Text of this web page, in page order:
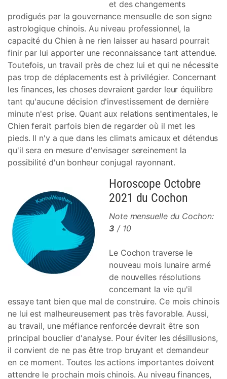
et des changements
prodigués par la gouvernance mensuelle de son signe
astrologique chinois. Au niveau professionnel, la
capacité du Chien à ne rien laisser au hasard pourrait
finir par lui apporter une reconnaissance tant attendue.
Toutefois, un travail près de chez lui et qui ne nécessite
pas trop de déplacements est à privilégier. Concernant
les finances, les choses devraient garder leur équilibre
tant qu'aucune décision d'investissement de dernière
minute n'est prise. Quant aux relations sentimentales, le
Chien ferait parfois bien de regarder où il met les
pieds. Il n'y a que dans les climats amicaux et détendus
qu'il sera en mesure d'envisager sereinement la
possibilité d'un bonheur conjugal rayonnant.
Horoscope Octobre
2021 du Cochon
Note mensuelle du Cochon:
3 / 10
Le Cochon traverse le
nouveau mois lunaire armé
de nouvelles résolutions
concernant la vie qu'il
essaye tant bien que mal de construire. Ce mois chinois
ne lui est malheureusement pas très favorable. Aussi,
au travail, une méfiance renforcée devrait être son
principal bouclier d'analyse. Pour éviter les désillusions,
il convient de ne pas être trop bruyant et demandeur
en ce moment. Toutes les actions importantes doivent
attendre le prochain mois chinois. Au niveau finances,